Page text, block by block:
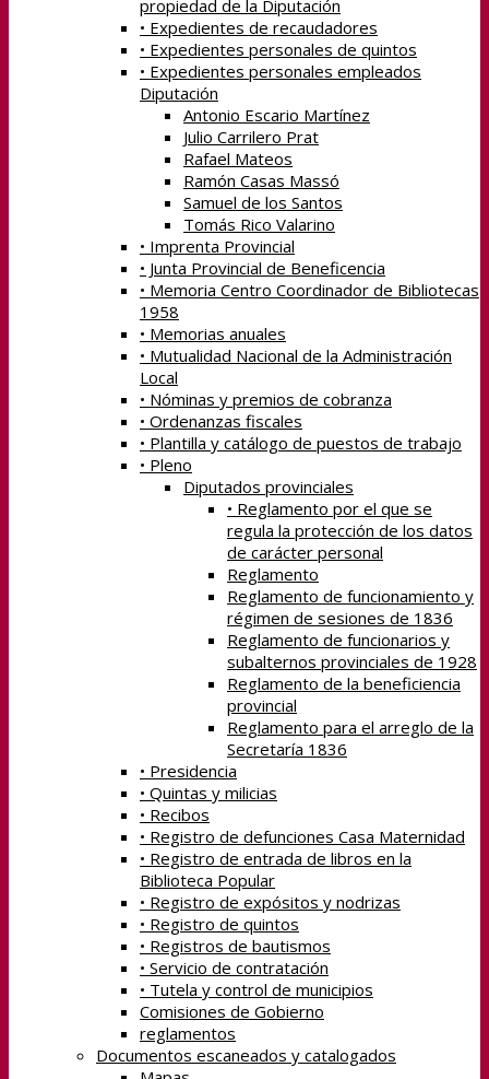
propiedad de la Diputación
• Expedientes de recaudadores
• Expedientes personales de quintos
• Expedientes personales empleados
Diputación
Antonio Escario Martínez
Julio Carrilero Prat
Rafael Mateos
Ramón Casas Massó
Samuel de los Santos
Tomás Rico Valarino
• Imprenta Provincial
• Junta Provincial de Beneficencia
• Memoria Centro Coordinador de Bibliotecas
1958
• Memorias anuales
• Mutualidad Nacional de la Administración
Local
• Nóminas y premios de cobranza
• Ordenanzas fiscales
• Plantilla y catálogo de puestos de trabajo
• Pleno
Diputados provinciales
• Reglamento por el que se
regula la protección de los datos
de carácter personal
Reglamento
Reglamento de funcionamiento y
régimen de sesiones de 1836
Reglamento de funcionarios y
subalternos provinciales de 1928
Reglamento de la beneficiencia
provincial
Reglamento para el arreglo de la
Secretaría 1836
• Presidencia
• Quintas y milicias
• Recibos
• Registro de defunciones Casa Maternidad
• Registro de entrada de libros en la
Biblioteca Popular
• Registro de expósitos y nodrizas
• Registro de quintos
• Registros de bautismos
• Servicio de contratación
• Tutela y control de municipios
Comisiones de Gobierno
reglamentos
Documentos escaneados y catalogados